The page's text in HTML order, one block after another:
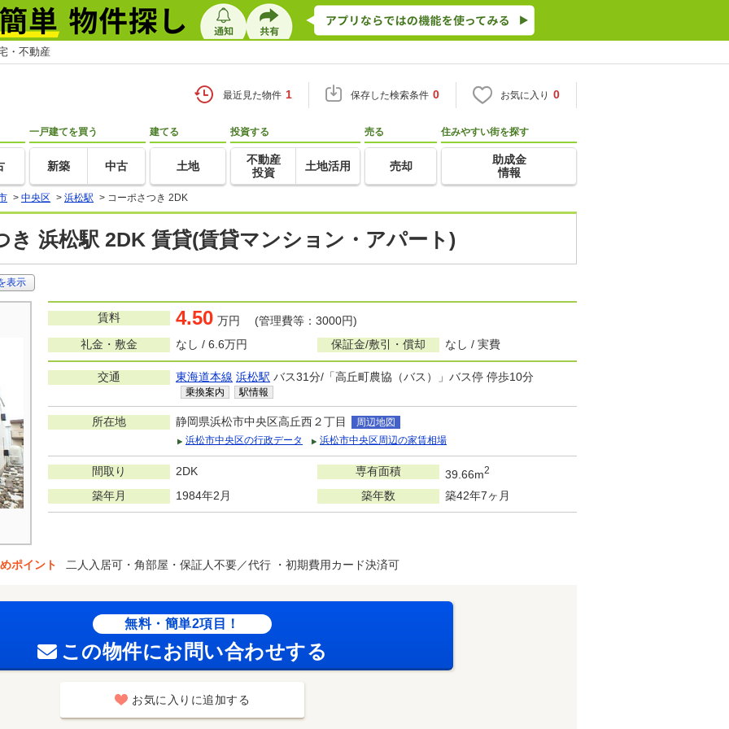
・不動産
最近見た物件 1 保存した検索条件 0 お気に入り 0
一戸建てを買う
新築 中古
建てる
土地
投資する
不動産
投資
土地活用
売る
売却
住みやすい街を探す
助成金
情報
> 中央区 > 浜松駅 > コーポさつき 2DK
き 浜松駅 2DK 賃貸(賃貸マンション・アパート)
表示
賃料 4.50 万円 (管理費等：3000円)
礼金・敷金
なし / 6.6万円 保証金/敷引・償却 なし / 実費
交通 東海道本線 浜松駅 バス31分/「高丘町農協（バス）」バス停 停歩10分
乗換案内 駅情報
所在地 静岡県浜松市中央区高丘西２丁目
周辺地図
浜松市中央区の行政データ
浜松市中央区周辺の家賃相場
間取り 2DK 専有面積 39.66m2
築年月 1984年2月 築年数 築42年7ヶ月
ポイント 二人入居可・角部屋・保証人不要／代行 ・初期費用カード決済可
無料・簡単2項目！
この物件にお問い合わせする
お気に入りに追加する